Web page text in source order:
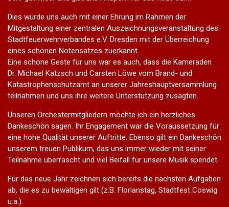
Dies wurde uns auch mit einer Ehrung im Rahmen der
Mitgestaltung einer zentralen Auszeichnungsveranstaltung des
Stadtfeuerwehrverbandes e.V. Dresden mit der Überreichung
eines schönen Notensatzes zuerkannt.
Eine schöne Geste für uns war es auch, dass die Kameraden
Dr. Michael Katzsch und Carsten Löwe vom Brand- und
Katastrophenschutzamt an unserer Jahreshauptversammlung
teilnahmen und uns ihre weitere Unterstützung zusagten.
Unseren Orchestermitgliedern möchte ich ein herzliches
Dankeschön sagen. Ihr Engagement war die Voraussetzung für
eine hohe Qualität unserer Auftritte. Ebenso gilt ein Dankeschön
unserem treuen Publikum, das uns immer wieder mit seiner
Teilnahme überrascht und viel Beifall für unsere Musik spendet.
Für das neue Jahr zeichnen sich bereits die nächsten Aufgaben
ab, die es zu bewältigen gilt (z.B. Florianstag, Stadtfest Coswig
u.a.).